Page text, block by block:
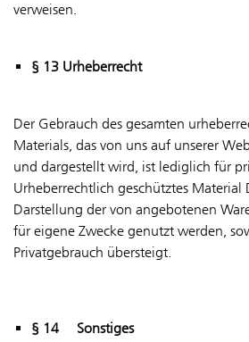
verweisen.
§ 13 Urheberrecht
Der Gebrauch des gesamten
Materials, das von uns auf unserer
und dargestellt wird, ist lediglich für
Urheberrechtlich geschütztes Material
Darstellung der von angebotenen
für eigene Zwecke genutzt werden,
Privatgebrauch übersteigt.
§ 14 Sonstiges